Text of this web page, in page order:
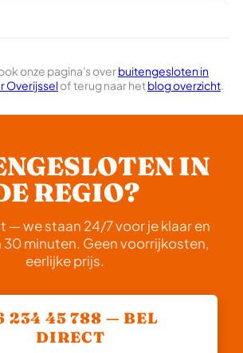
onze pagina's overbuitengesloten in
Overijsselof terug naar hetblog overzicht.
IN
REGIO?
— we staan 24/7 voor je klaar en
30 minuten. Geen voorrijkosten,
eerlijke prijs.
234 45 788 — BEL
DIRECT